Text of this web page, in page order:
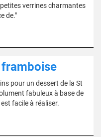
verrines charmantes
de."
framboise
pour un dessert de la St
fabuleux à base de
facile à réaliser.